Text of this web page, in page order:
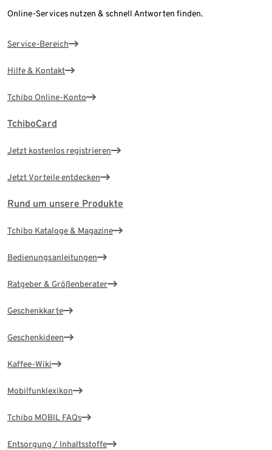
Online-Services nutzen & schnell Antworten finden.
Service-Bereich
Hilfe & Kontakt
Tchibo Online-Konto
TchiboCard
Jetzt kostenlos registrieren
Jetzt Vorteile entdecken
Rund um unsere Produkte
Tchibo Kataloge & Magazine
Bedienungsanleitungen
Ratgeber & Größenberater
Geschenkkarte
Geschenkideen
Kaffee-Wiki
Mobilfunklexikon
Tchibo MOBIL FAQs
Entsorgung / Inhaltsstoffe